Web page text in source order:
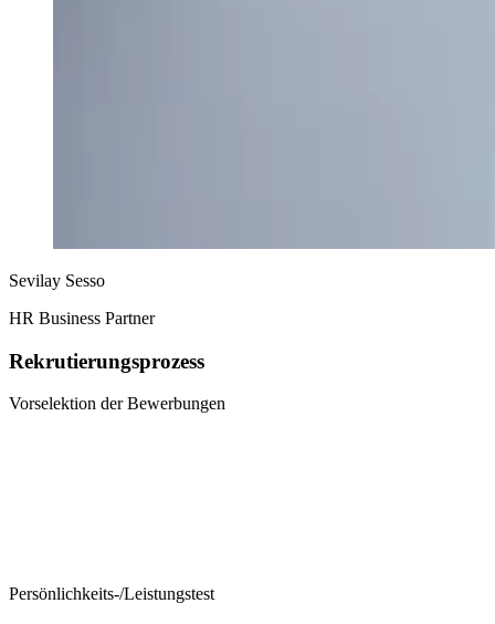
Sevilay Sesso
HR Business Partner
Rekrutierungsprozess
Vorselektion der Bewerbungen
Persönlichkeits-/Leistungstest